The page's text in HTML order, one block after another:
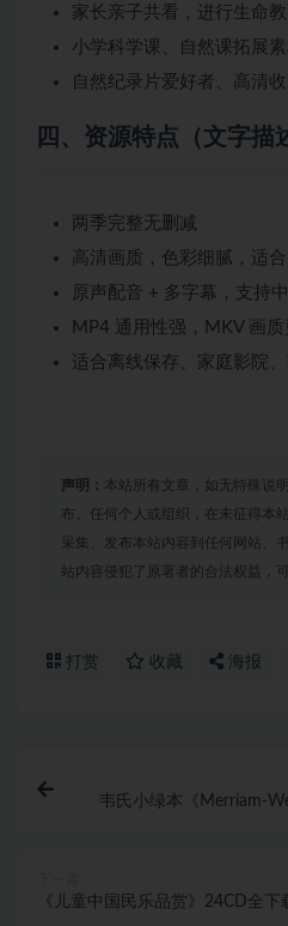
家长亲子共看，进行生命
小学科学课、自然课拓展
自然纪录片爱好者、高清
四、资源特点（文字描
两季完整无删减
高清画质，色彩细腻，适
原声配音 + 多字幕，支持
MP4 通用性强，MKV 画
适合离线保存、家庭影院
声明： 本站所有文章，如无特殊说
布。任何个人或组织，在未征得本
采集、发布本站内容到任何网站、
站内容侵犯了原著者的合法权益，
打赏 收藏 海报
韦氏小绿本《Merriam-
《儿童中国民乐品赏》24CD全下